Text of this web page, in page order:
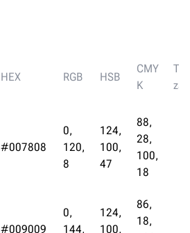
HEX RGB HSB
CMY
K
#007808
0,
120,
8
124,
100,
47
88,
28,
100,
18
#009009
0,
144,
124,
100,
86,
18,